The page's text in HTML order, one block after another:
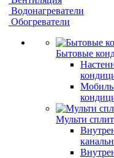
Водонагреватели
Обогреватели
Бытовые
Мульти